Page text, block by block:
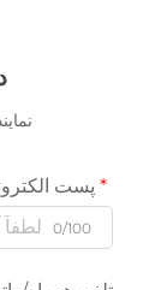
پست
0/100